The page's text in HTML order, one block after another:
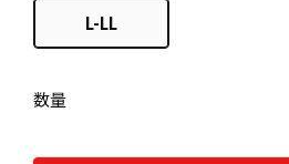
L-LL
数量